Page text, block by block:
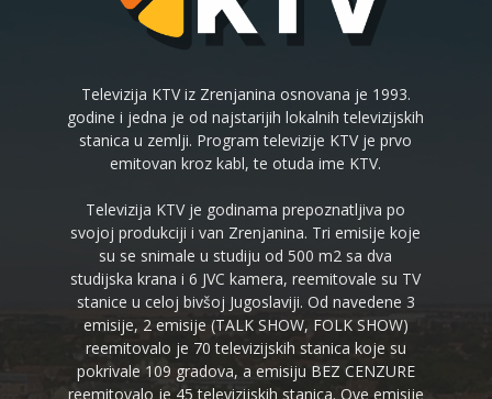
Televizija KTV iz Zrenjanina osnovana je 1993.
godine i jedna je od najstarijih lokalnih televizijskih
stanica u zemlji. Program televizije KTV je prvo
emitovan kroz kabl, te otuda ime KTV.
Televizija KTV je godinama prepoznatljiva po
svojoj produkciji i van Zrenjanina. Tri emisije koje
su se snimale u studiju od 500 m2 sa dva
studijska krana i 6 JVC kamera, reemitovale su TV
stanice u celoj bivšoj Jugoslaviji. Od navedene 3
emisije, 2 emisije (TALK SHOW, FOLK SHOW)
reemitovalo je 70 televizijskih stanica koje su
pokrivale 109 gradova, a emisiju BEZ CENZURE
reemitovalo je 45 televizijskih stanica. Ove emisije